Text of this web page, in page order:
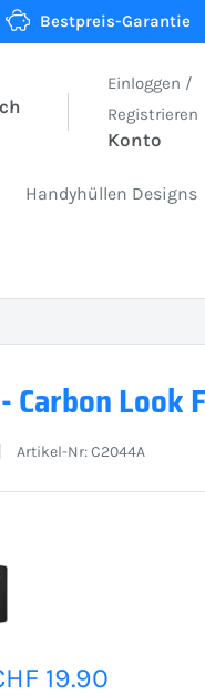
Bestpreis-Garantie
Einloggen /
Registrieren
Konto
Handyhüllen Designs
Carbon Look
Artikel-Nr:C2044A
19.90